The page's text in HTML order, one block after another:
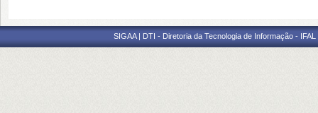
SIGAA | DTI - Diretoria da Tecnologia de Informação -